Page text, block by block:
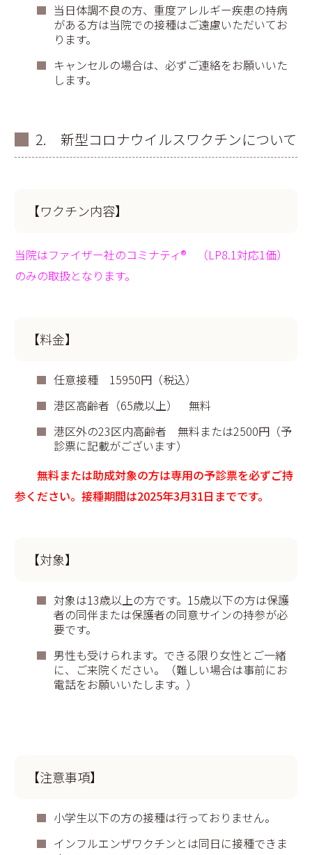
当日体調不良の方、重度アレルギー疾患の持病
がある方は当院での接種はご遠慮いただいてお
ります。
キャンセルの場合は、必ずご連絡をお願いいた
します。
2. 新型コロナウイルスワクチンについて
【ワクチン内容】
当院はファイザー社のコミナティ® （LP8.1対応1価）
のみの取扱となります。
【料金】
任意接種 15950円（税込）
港区高齢者（65歳以上） 無料
港区外の23区内高齢者 無料または2500円（予
診票に記載がございます）
無料または助成対象の方は専用の予診票を必ずご持
参ください。接種期間は2025年3月31日までです。
【対象】
対象は13歳以上の方です。15歳以下の方は保護
者の同伴または保護者の同意サインの持参が必
要です。
男性も受けられます。できる限り女性とご一緒
に、ご来院ください。（難しい場合は事前にお
電話をお願いいたします。）
【注意事項】
小学生以下の方の接種は行っておりません。
インフルエンザワクチンとは同日に接種できま